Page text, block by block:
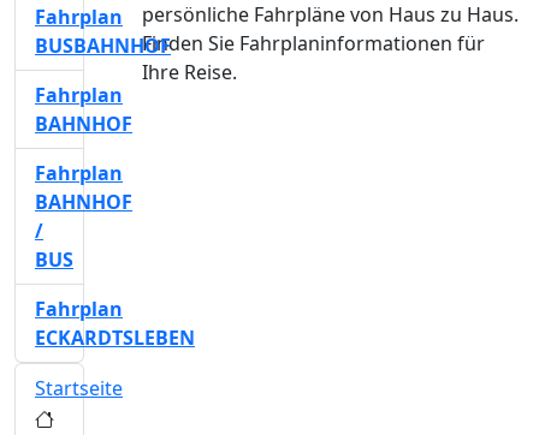
persönliche Fahrpläne von Haus zu Haus.
Finden Sie Fahrplaninformationen für
Ihre Reise.
Fahrplan
BUSBAHNHOF
Fahrplan
BAHNHOF
Fahrplan
BAHNHOF
/
BUS
Fahrplan
ECKARDTSLEBEN
Startseite